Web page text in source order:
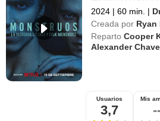
2024 | 60 min. |
Creada por Ryan
Reparto Cooper
Alexander
Usuarios
3,7
Mis